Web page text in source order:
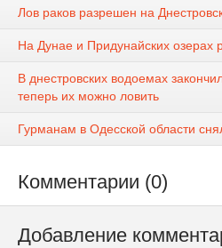
Лов раков разрешен на
На Дунае и Придунайских озерах
В днестровских водоемах
теперь их можно ловить
Гурманам в Одесской области
Комментарии (0)
Добавление